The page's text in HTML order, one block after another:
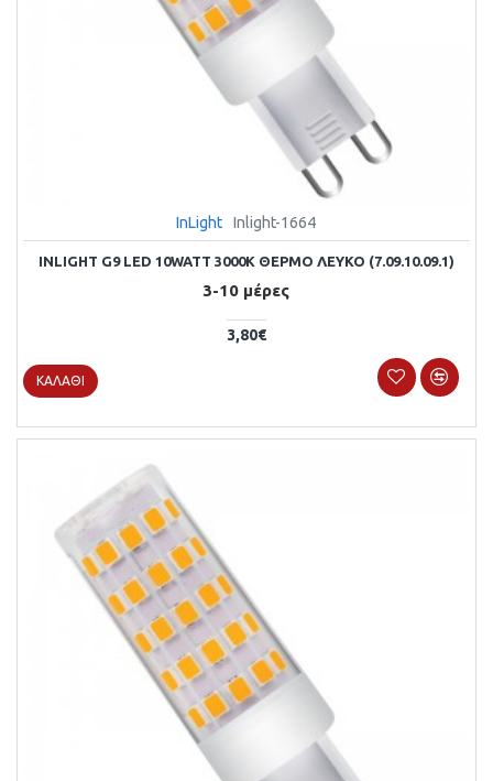
InLight Inlight-1664
INLIGHT G9 LED 10WATT 3000Κ ΘΕΡΜΌ ΛΕΥΚΌ (7.09.10.09.1)
3-10 μέρες
3,80€
ΚΑΛΆΘΙ